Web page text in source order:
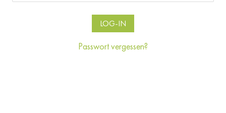
Passwort vergessen?